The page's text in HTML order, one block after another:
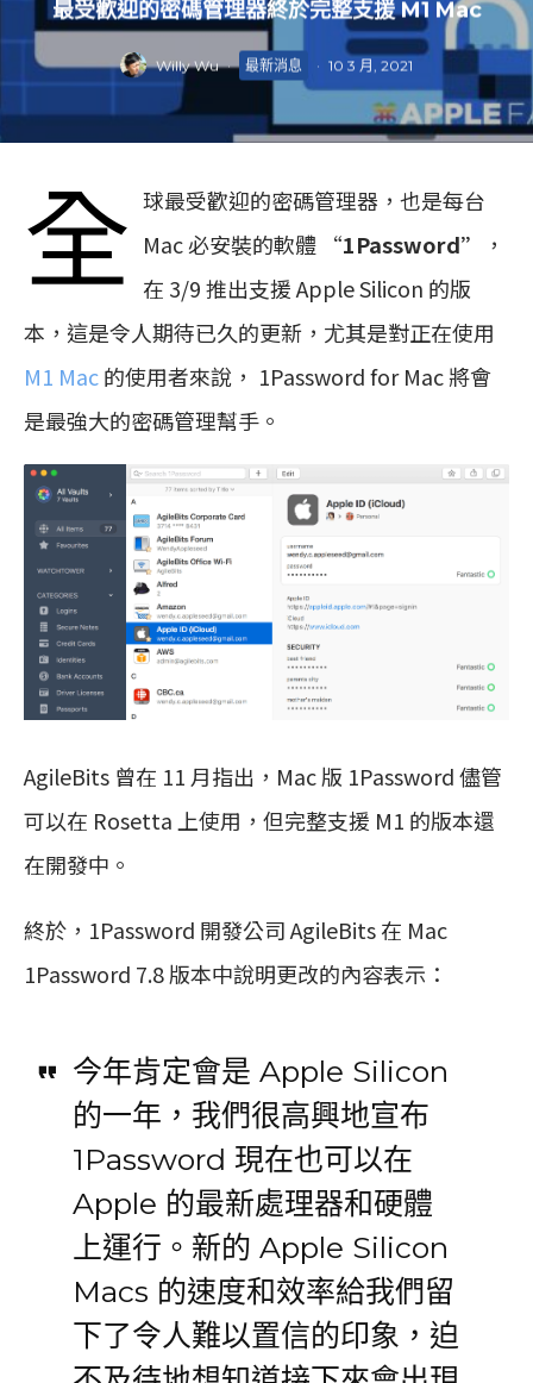
最受歡迎的密碼管理器終於完整支援 M1 Mac
Willy Wu · 最新消息 · 10 3 月, 2021
全 球最受歡迎的密碼管理器，也是每台
Mac 必安裝的軟體 “1Password”
，
在 3/9 推出支援 Apple Silicon 的版
本，這是令人期待已久的更新，尤其是對正在使用
M1 Mac的使用者來說， 1Password for Mac 將會
是最強大的密碼管理幫手。
AgileBits 曾在 11 月指出，Mac 版 1Password 儘管
可以在 Rosetta 上使用，但完整支援 M1 的版本還
在開發中。
終於，1Password 開發公司 AgileBits 在 Mac
1Password 7.8 版本中說明更改的內容表示：
今年肯定會是 Apple Silicon
的一年，我們很高興地宣布
1Password 現在也可以在
Apple 的最新處理器和硬體
上運行。新的 Apple Silicon
Macs 的速度和效率給我們留
下了令人難以置信的印象，迫